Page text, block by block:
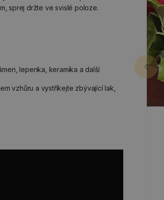
sprej držte ve svislé poloze.
lepenka, keramika a další
vzhůru a vystříkejte zbývající lak,